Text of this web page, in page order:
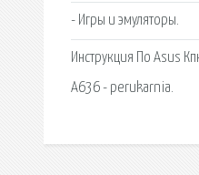
- Игры и эмуляторы.
Инструкция По Asus
A636 - perukarnia.